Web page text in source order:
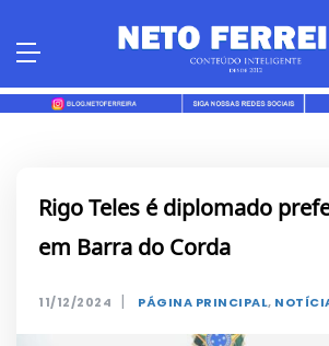
Rigo Teles é diplomado
em Barra do Corda
11/12/2024 | PÁGINA PRINCIPAL,